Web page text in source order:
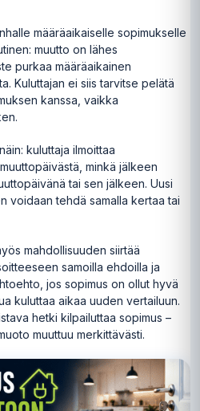
määräaikaiselle sopimukselle
muutto on lähes
purkaa määräaikainen
Kuluttajan ei siis tarvitse pelätä
kanssa, vaikka
kuluttaja ilmoittaa
minkä jälkeen
tai sen jälkeen. Uusi
voidaan tehdä samalla kertaa tai
mahdollisuuden siirtää
samoilla ehdoilla ja
jos sopimus on ollut hyvä
kuluttaa aikaa uuden vertailuun.
hetki kilpailuttaa sopimus –
muuttuu merkittävästi.